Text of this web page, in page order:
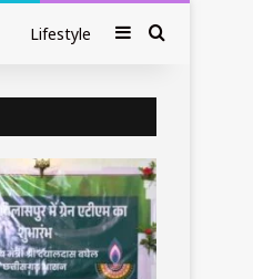
Lifestyle SidebarSearch